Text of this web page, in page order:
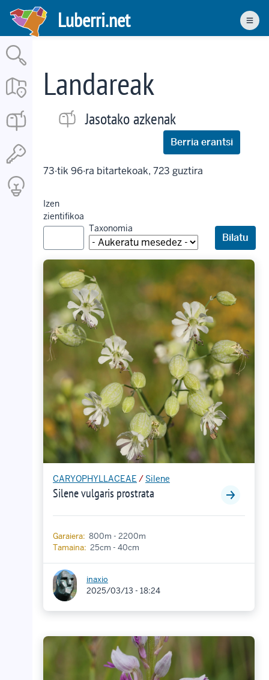
Skip
main
content
Luberri.net
Landareak
Jasotako azkenak
Berria erantsi
73·tik 96·ra bitartekoak, 723 guztira
Izen
zientifikoa
Taxonomia
CARYOPHYLLACEAE / Silene
Silene vulgaris prostrata
Garaiera: 800m - 2200m
Tamaina: 25cm - 40cm
inaxio
2025/03/13 - 18:24